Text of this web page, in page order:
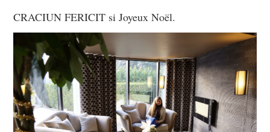
CRACIUN FERICIT si Joyeux Noël.